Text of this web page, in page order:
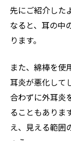
先にご紹介した
なると、耳の中
ります。
また、綿棒を使
耳炎が悪化して
合わずに外耳炎
ることもありま
え、見える範囲